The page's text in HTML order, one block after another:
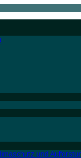
und